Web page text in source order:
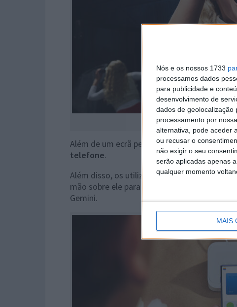
Nós e os nossos 1733
processamos dados
para publicidade e
desenvolvimento de
dados de geolocalização
processamento por
alternativa, pode aceder
ou recusar o
não exigir o seu
serão aplicadas apenas
qualquer momento
MAIS
Além de um ecrã personalizável, é possível
telefone.
Além disso, os utilizadorespodem até
mão sobre ele para silenciar um alarme, por
Gemini.